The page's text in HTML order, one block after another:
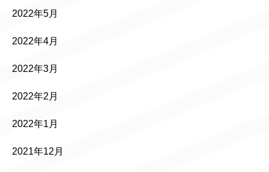
2022年5月
2022年4月
2022年3月
2022年2月
2022年1月
2021年12月